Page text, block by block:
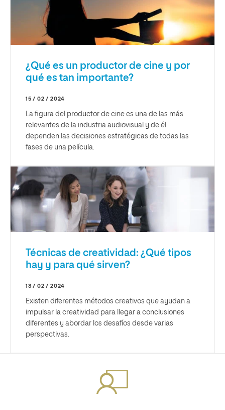
¿Qué es un productor de cine y por
qué es tan importante?
15 / 02 / 2024
La figura del productor de cine es una de las más
relevantes de la industria audiovisual y de él
dependen las decisiones estratégicas de todas las
fases de una película.
Técnicas de creatividad: ¿Qué tipos
hay y para qué sirven?
13 / 02 / 2024
Existen diferentes métodos creativos que ayudan a
impulsar la creatividad para llegar a conclusiones
diferentes y abordar los desafíos desde varias
perspectivas.